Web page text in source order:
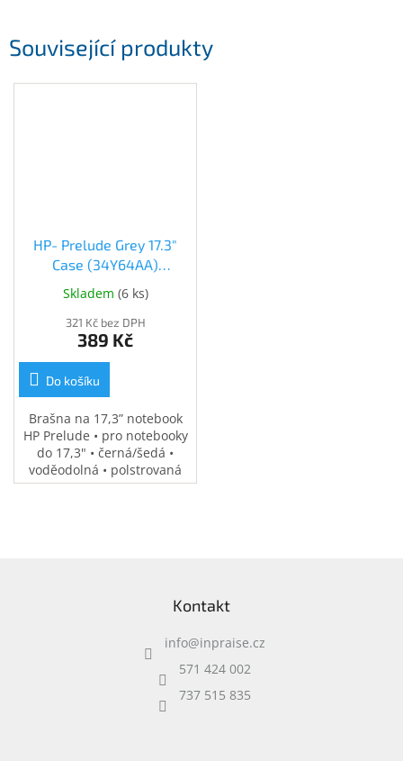
Kamerové
systémy
Související produkty
HP- Prelude Grey 17.3"
Case (34Y64AA)
(34Y64AA)
Skladem (6 ks)
321 Kč bez DPH
389 Kč
Do košíku
Brašna na 17,3” notebook
HP Prelude • pro notebooky
do 17,3" • černá/šedá •
voděodolná • polstrovaná
přihrádka na notebook •
Kontakt
info@inpraise.cz
571 424 002
737 515 835